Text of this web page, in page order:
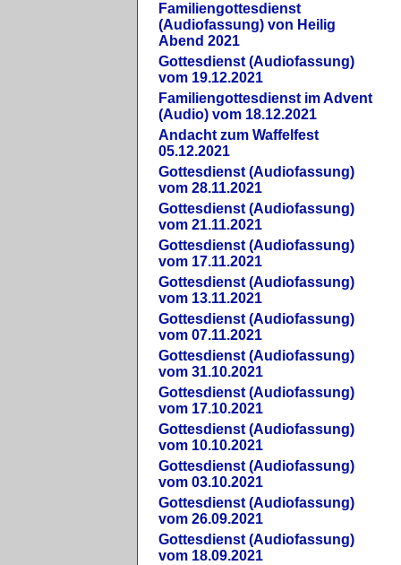
Familiengottesdienst
(Audiofassung) von Heilig
Abend 2021
Gottesdienst (Audiofassung)
vom 19.12.2021
Familiengottesdienst im Advent
(Audio) vom 18.12.2021
Andacht zum Waffelfest
05.12.2021
Gottesdienst (Audiofassung)
vom 28.11.2021
Gottesdienst (Audiofassung)
vom 21.11.2021
Gottesdienst (Audiofassung)
vom 17.11.2021
Gottesdienst (Audiofassung)
vom 13.11.2021
Gottesdienst (Audiofassung)
vom 07.11.2021
Gottesdienst (Audiofassung)
vom 31.10.2021
Gottesdienst (Audiofassung)
vom 17.10.2021
Gottesdienst (Audiofassung)
vom 10.10.2021
Gottesdienst (Audiofassung)
vom 03.10.2021
Gottesdienst (Audiofassung)
vom 26.09.2021
Gottesdienst (Audiofassung)
vom 18.09.2021